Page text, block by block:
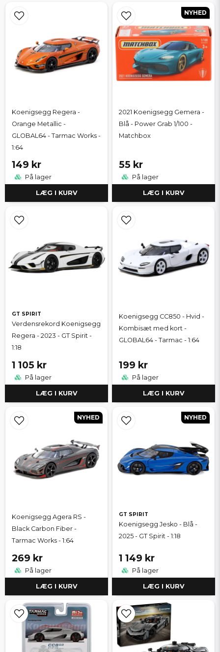
Koenigsegg Regera -
Orange Metallic -
GLOBAL64 - Tarmac Works -
1:64
149 kr
På lager
LÆG I KURV
2021 Koenigsegg Gemera -
Blå - Power Grab 1/100 -
Matchbox
55 kr
På lager
LÆG I KURV
NYHED
GT SPIRIT
Verdensrekord Koenigsegg
Regera - 2023 - GT Spirit -
1:18
1 105 kr
På lager
LÆG I KURV
Koenigsegg CC850 - Hvid -
Kombisæt med kort -
GLOBAL64 - Tarmac - 1:64
199 kr
På lager
LÆG I KURV
Koenigsegg Agera RS -
Black Carbon Fiber -
Tarmac Works - 1:64
269 kr
På lager
LÆG I KURV
NYHED
GT SPIRIT
Koenigsegg Jesko - Blå -
2025 - GT Spirit - 1:18
1 149 kr
På lager
LÆG I KURV
NYHED